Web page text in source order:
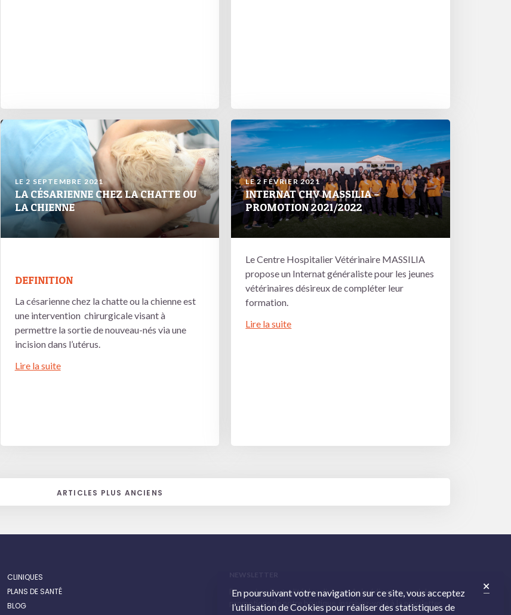
LE 2 SEPTEMBRE 2021
LA CÉSARIENNE CHEZ LA CHATTE OU
LA CHIENNE
DEFINITION
La césarienne chez la chatte ou la chienne est
une intervention chirurgicale visant à
permettre la sortie de nouveau-nés via une
incision dans l’utérus.
Lire la suite
LE 2 FÉVRIER 2021
INTERNAT CHV MASSILIA –
PROMOTION 2021/2022
Le Centre Hospitalier Vétérinaire MASSILIA
propose un Internat généraliste pour les jeunes
vétérinaires désireux de compléter leur
formation.
Lire la suite
ARTICLES PLUS ANCIENS
CLINIQUES
PLANS DE SANTÉ
BLOG
Pour suivre l’actualité des cliniques Animédis et recevoir les
promotions de notre boutique, inscrivez-vous à la newsletter.
En poursuivant votre navigation sur ce site, vous acceptez
l’utilisation de Cookies pour réaliser des statistiques de